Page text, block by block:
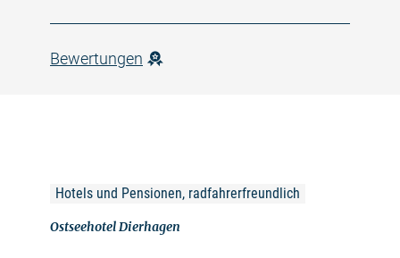
Bewertungen
Hotels und Pensionen, radfahrerfreundlich
Ostseehotel Dierhagen